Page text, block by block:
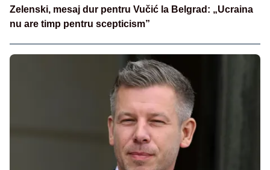
Zelenski, mesaj dur pentru Vučić la Belgrad: „Ucraina
nu are timp pentru scepticism”